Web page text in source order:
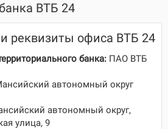
ВТБ 24
реквизиты офиса ВТБ 24
банка: ПАО ВТБ
автономный округ
автономный округ,
улица, 9